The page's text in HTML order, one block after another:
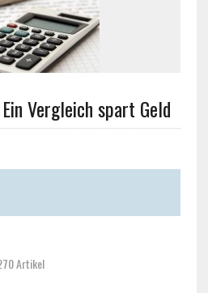
Vergleich spart Geld
Artikel